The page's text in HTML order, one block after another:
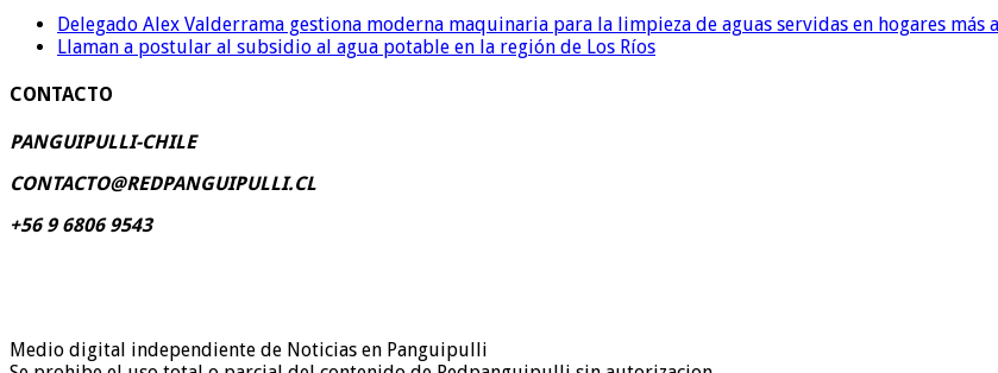
Delegado Alex Valderrama gestiona moderna maquinaria para la limpieza de aguas servidas en hogares
Llaman a postular al subsidio al agua potable en la región de Los Ríos
CONTACTO
PANGUIPULLI-CHILE
CONTACTO@REDPANGUIPULLI.CL
+56 9 6806 9543
Medio digital independiente de Noticias en Panguipulli